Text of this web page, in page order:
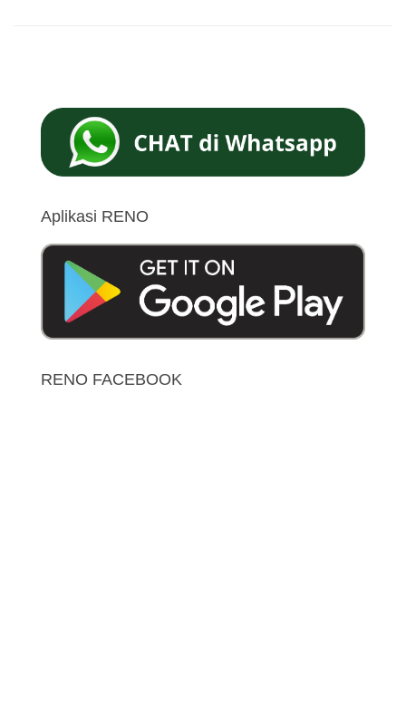
Aplikasi RENO
RENO FACEBOOK